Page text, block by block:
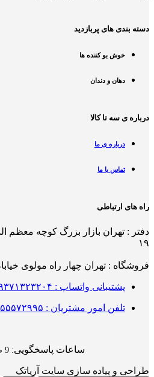
دسته بندی های پربازدید
خوش بو کننده ها
دهان و دندان
درباره ی سه تا کالا
درباره ی ما
تماس با ما
راه های ارتباطی
دفتر : تهران بازار بزرگ کوچه معظم
۱۹
فروشگاه : تهران چهار راه مولوی
پشتیبانی واتساپ : ۰۹۳۷۱۳۲۳۲۰۴
تلفن امور مشتریان : ۰۲۱۵۵۵۷۲۹۹۵
ساعات پاسخگویی: 9 صبح تا 5 عصر
طراحی و پیاده سازی سایت آریاتک